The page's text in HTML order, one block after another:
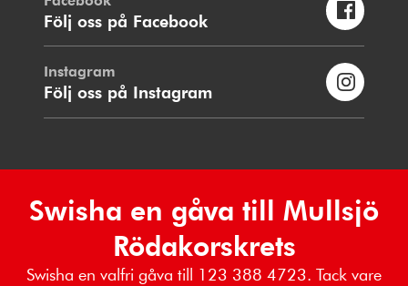
Följ oss på Facebook
Instagram
Följ oss på Instagram
Swisha en gåva till Mullsjö
Rödakorskrets
Swisha en valfri gåva till 123 388 4723. Tack vare